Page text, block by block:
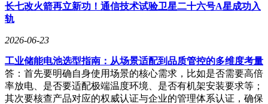
要系统性地理解量子光学器件这一复杂领域，并形成可执行的
战略，仅依靠碎片化的信息远远不够。为了帮助企业管理者解
决“路径选择”的难题，研究团队对全球37家核心器件供应商、
量子光学器件行业市场竞争格局与投资趋势前景分析报告》。
这份报告不仅描述了现状，比如哪类器件已进入工程化阶段，
哪类仍停留在实验室，还深入分析了不同技术路线在未来五年
长七改火箭再立新功！通信技术试验卫星二十六号A星成功入
轨
2026-06-23
工业储能电池选型指南：从场景适配到品质管控的多维度考量
答：首先要明确自身使用场景的核心需求，比如是否需要高倍
率放电、是否要适配极端温度环境、是否有机架安装要求等；
其次要核查产品对应的权威认证与企业的管理体系认证，确保